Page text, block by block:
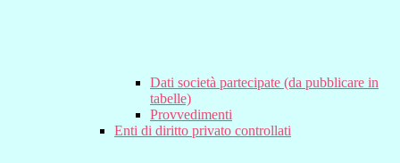
Dati società partecipate (da pubblicare in
tabelle)
Provvedimenti
Enti di diritto privato controllati